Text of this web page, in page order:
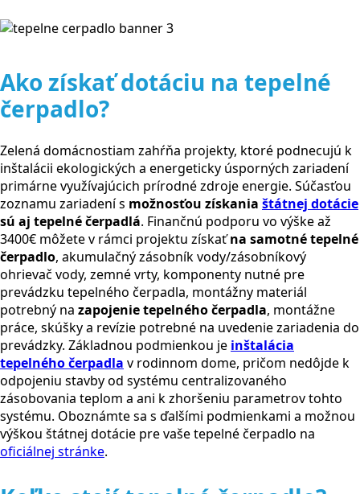
Ako získať dotáciu na tepelné
čerpadlo?
Zelená domácnostiam zahŕňa projekty, ktoré podnecujú k
inštalácii ekologických a energeticky úsporných zariadení
primárne využívajúcich prírodné zdroje energie. Súčasťou
zoznamu zariadení s možnosťou získania štátnej dotácie
sú aj tepelné čerpadlá. Finančnú podporu vo výške až
3400€ môžete v rámci projektu získaťna samotné tepelné
čerpadlo, akumulačný zásobník vody/zásobníkový
ohrievač vody, zemné vrty, komponenty nutné pre
prevádzku tepelného čerpadla, montážny materiál
potrebný na zapojenie tepelného čerpadla, montážne
práce, skúšky a revízie potrebné na uvedenie zariadenia do
prevádzky. Základnou podmienkou je inštalácia
tepelného čerpadla v rodinnom dome, pričom nedôjde k
odpojeniu stavby od systému centralizovaného
zásobovania teplom a ani k zhoršeniu parametrov tohto
systému. Oboznámte sa s ďalšími podmienkami a možnou
výškou štátnej dotácie pre vaše tepelné čerpadlo na
oficiálnej stránke.